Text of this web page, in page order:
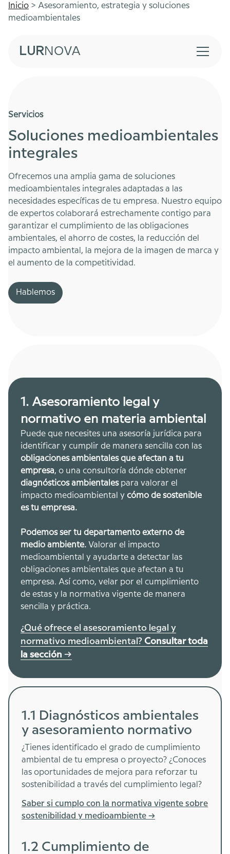
Inicio > Asesoramiento, estrategia y soluciones
medioambientales
LUR NOVA
Servicios
Soluciones medioambientales
integrales
Ofrecemos una amplia gama de soluciones
medioambientales integrales adaptadas a las
necesidades específicas de tu empresa. Nuestro equipo
de expertos colaborará estrechamente contigo para
garantizar el cumplimiento de las obligaciones
ambientales, el ahorro de costes, la reducción del
impacto ambiental, la mejora de la imagen de marca y
el aumento de la competitividad.
Hablemos
1. Asesoramiento legal y
normativo en materia ambiental
Puede que necesites una asesoría jurídica para
identificar y cumplir de manera sencilla con las
obligaciones ambientales que afectan a tu
empresa, o una consultoría dónde obtener
diagnósticos ambientalespara valorar el
impacto medioambiental y cómo de sostenible
es tu empresa.
Podemos ser tu departamento externo de
medio ambiente. Valorar el impacto
medioambiental y ayudarte a detectar las
obligaciones ambientales que afectan a tu
empresa. Así como, velar por el cumplimiento
de estas y la normativa vigente de manera
sencilla y práctica.
¿Qué ofrece el asesoramiento legal y
normativo medioambiental? Consultar toda
la sección ->
1.1 Diagnósticos ambientales
y asesoramiento normativo
¿Tienes identificado el grado de cumplimiento
ambiental de tu empresa o proyecto? ¿Conoces
las oportunidades de mejora para reforzar tu
sostenibilidad a través del cumplimiento legal?
Saber si cumplo con la normativa vigente sobre
sostenibilidad y medioambiente ->
1.2 Cumplimiento de